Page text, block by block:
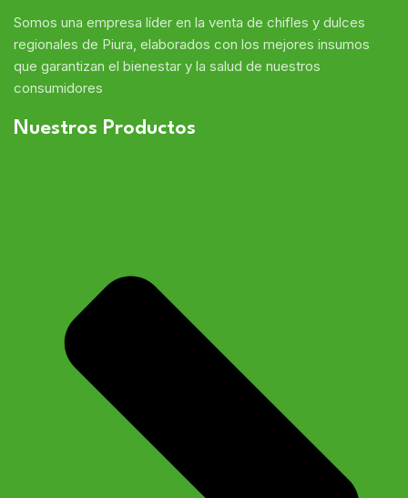
Somos una empresa líder en la venta de chifles y dulces
regionales de Piura, elaborados con los mejores insumos
que garantizan el bienestar y la salud de nuestros
consumidores
Nuestros Productos